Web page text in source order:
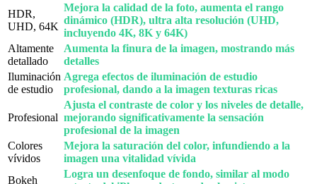
HDR,
UHD, 64K
Mejora la calidad de la foto, aumenta el rango
dinámico (HDR), ultra alta resolución (UHD,
incluyendo 4K, 8K y 64K)
Altamente
detallado
Aumenta la finura de la imagen, mostrando más
detalles
Iluminación
de estudio
Agrega efectos de iluminación de estudio
profesional, dando a la imagen texturas ricas
Profesional
Ajusta el contraste de color y los niveles de detalle,
mejorando significativamente la sensación
profesional de la imagen
Colores
vívidos
Mejora la saturación del color, infundiendo a la
imagen una vitalidad vívida
Bokeh
Logra un desenfoque de fondo, similar al modo